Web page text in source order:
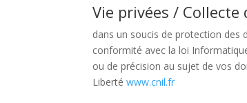
Vie privées / Collecte
dans un soucis de protection des
conformité avec la loi
ou de précision au sujet de vos
Libertéwww.cnil.fr